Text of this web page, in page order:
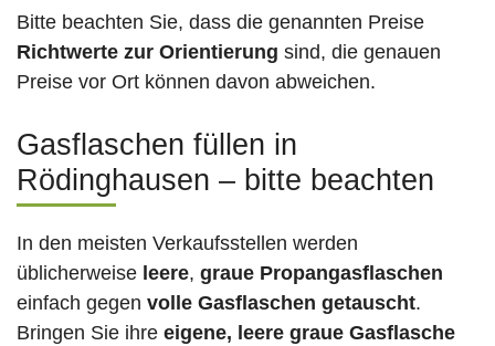
Bitte beachten Sie, dass die genannten Preise
Richtwerte zur Orientierung sind, die genauen
Preise vor Ort können davon abweichen.
Gasflaschen füllen in
Rödinghausen – bitte beachten
In den meisten Verkaufsstellen werden
üblicherweise leere, graue Propangasflaschen
einfach gegen volle Gasflaschen getauscht.
Bringen Sie ihre eigene, leere graue Gasflasche